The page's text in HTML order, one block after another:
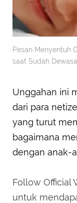
Pesan Menyentuh
saat Sudah
Unggahan ini
dari para
yang turut
bagaimana
dengan anak-
Follow Official
untuk